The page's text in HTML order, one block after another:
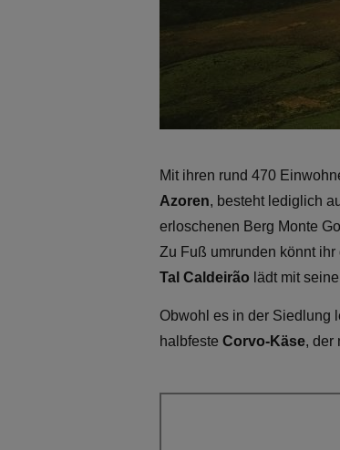
Mit ihren rund 470
Azoren, besteht lediglich
erloschenen Berg Monte
Zu Fuß umrunden könnt
Tal Caldeirão lädt mit
Obwohl es in der Siedlung
halbfeste Corvo-Käse, der